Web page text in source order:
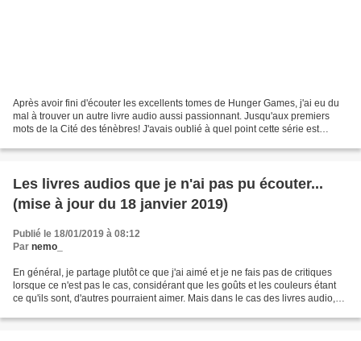
Après avoir fini d'écouter les excellents tomes de Hunger Games, j'ai eu du
mal à trouver un autre livre audio aussi passionnant. Jusqu'aux premiers
mots de la Cité des ténèbres! J'avais oublié à quel point cette série est
Les livres audios que je n'ai pas pu écouter...
(mise à jour du 18 janvier 2019)
Publié le 18/01/2019 à 08:12
Par nemo_
En général, je partage plutôt ce que j'ai aimé et je ne fais pas de critiques
lorsque ce n'est pas le cas, considérant que les goûts et les couleurs étant
ce qu'ils sont, d'autres pourraient aimer. Mais dans le cas des livres audio,